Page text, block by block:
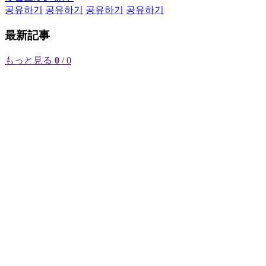
공유하기
공유하기 공유하기 공유하기
最新記事
もっと見る 0 / 0